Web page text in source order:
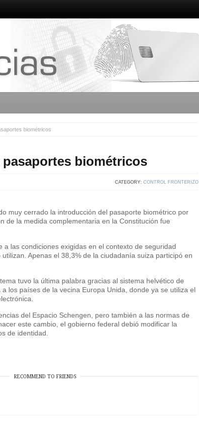
biométricos
biométricos
CATEGORY: CONTROL FRONTERIZO
muy cerrado la introducción del pasaporte biométrico por
de la medida complementaria en la Constitución fue
a las condiciones exigidas en el contexto de seguridad
Apenas el 38,3% de la ciudadanía suiza participó en
tuvo la última palabra gracias al sistema helvético de
los países de la vecina Europa Unida, donde ya se utiliza el
del Espacio Schengen, pero también a las normas de
este cambio, el gobierno federal debió modificar la
de identidad.
RECOMMEND TO FRIENDS